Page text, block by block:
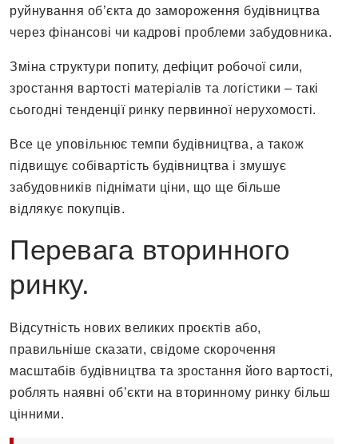
руйнування об’єкта до замороження будівництва
через фінансові чи кадрові проблеми забудовника.
Зміна структури попиту, дефіцит робочої сили,
зростання вартості матеріалів та логістики – такі
сьогодні тенденції ринку первинної нерухомості.
Все це уповільнює темпи будівництва, а також
підвищує собівартість будівництва і змушує
забудовників піднімати ціни, що ще більше
відлякує покупців.
Перевага вторинного
ринку.
Відсутність нових великих проєктів або,
правильніше сказати, свідоме скорочення
масштабів будівництва та зростання його вартості,
роблять наявні об’єкти на вторинному ринку більш
цінними.